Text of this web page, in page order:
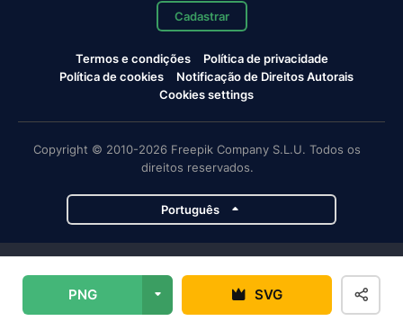
PNG SVG
Cadastrar
Termos e condições
Política de privacidade
Política de cookies
Notificação de Direitos Autorais
Cookies settings
Copyright © 2010-2026 Freepik Company S.L.U. Todos os
direitos reservados.
Português